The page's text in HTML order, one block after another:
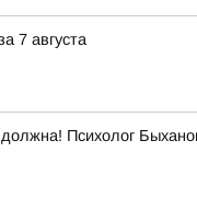
7 августа
Психолог